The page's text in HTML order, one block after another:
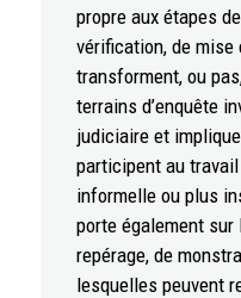
propre aux étapes
vérification, de
transforment, ou
terrains d’enquête
judiciaire et
participent au
informelle ou plus
porte également
repérage, de
lesquelles peuvent